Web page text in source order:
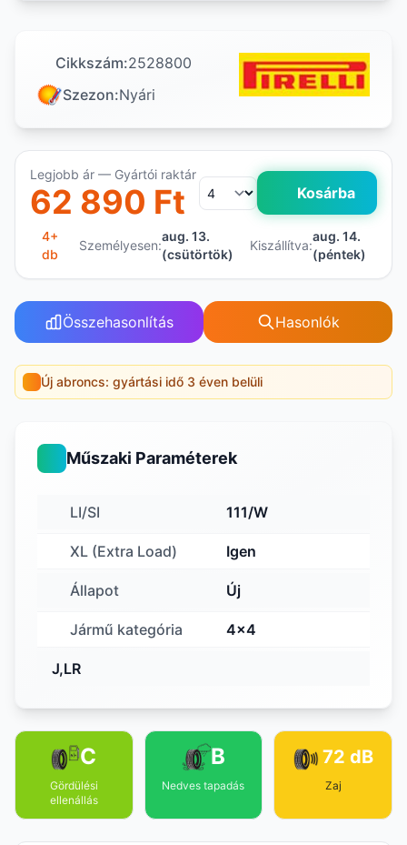
Cikkszám:2528800
Szezon:Nyári
Legjobb ár — Gyártói raktár
62 890 Ft Kosárba
4+
db
Személyesen:
aug. 13.
(csütörtök)
Kiszállítva:
aug. 14.
(péntek)
Összehasonlítás Hasonlók
Új abroncs: gyártási idő 3 éven belüli
Műszaki Paraméterek
LI/SI 111/W
XL (Extra Load) Igen
Állapot Új
Jármű kategória 4x4
J,LR
C
Gördülési
ellenállás
B
Nedves tapadás
72 dB
Zaj